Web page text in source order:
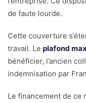
de faute lourde.
Cette couverture
travail. Le plafond
bénéficier, l’ancien
indemnisation par
Le financement de ce